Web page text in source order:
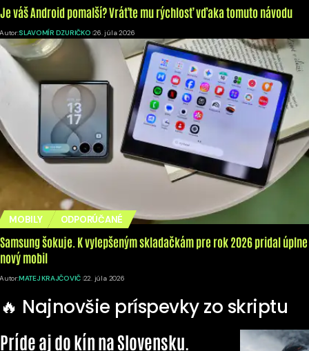
Je váš Android pomalší? Vráťte mu rýchlosť vďaka tomuto návodu
Autor:SLAVOMÍR DZURIČKO 26. júla 2026
MOBILY ODPORÚČANÉ
Samsung šokuje. K vylepšeným skladačkám pre rok 2026 pridal úplne
nový mobil
Autor:MATEJ KRAJČOVIČ 22. júla 2026
🔥 Najnovšie príspevky zo skriptu
Príde aj do kín na Slovensku.